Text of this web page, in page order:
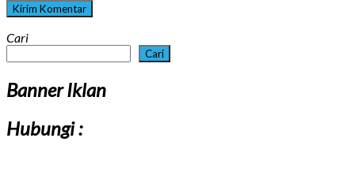
Cari
Cari
Banner Iklan
Hubungi :